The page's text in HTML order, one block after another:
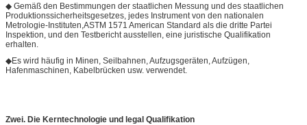
◆ Gemäß den Bestimmungen der staatlichen Messung und des staatlichen
Produktionssicherheitsgesetzes, jedes Instrument von den nationalen
Metrologie-Instituten,ASTM 1571 American Standard als die dritte Partei
Inspektion, und den Testbericht ausstellen, eine juristische Qualifikation
erhalten.
◆Es wird häufig in Minen, Seilbahnen, Aufzugsgeräten, Aufzügen,
Hafenmaschinen, Kabelbrücken usw. verwendet.
Zwei. Die Kerntechnologie und legal Qualifikation